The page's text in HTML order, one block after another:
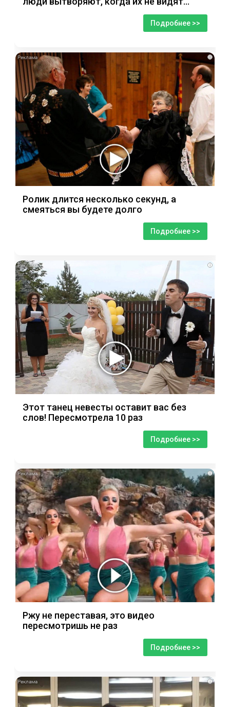
Подробнее >>
i
Ролик длится несколько секунд, а
смеяться вы будете долго
Подробнее >>
i
Этот танец невесты оставит вас без
слов! Пересмотрела 10 раз
Подробнее >>
i
Ржу не переставая, это видео
пересмотришь не раз
Подробнее >>
i